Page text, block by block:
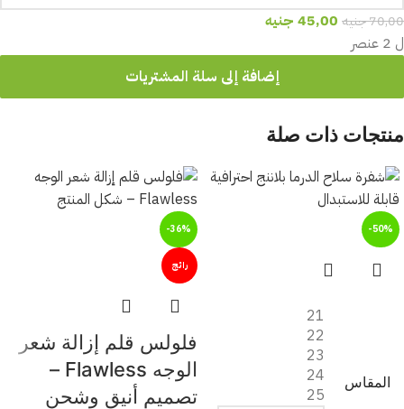
70,00جنيه 45,00 جنيه
ل 2 عنصر
إضافة إلى سلة المشتريات
منتجات ذات صلة
-50%
المقاس
21
22
23
24
25
-36%
رائج
فلولس قلم إزالة شعر
الوجه Flawless –
تصميم أنيق وشحن